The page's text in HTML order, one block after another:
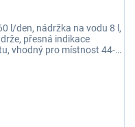
l/den, nádržka na vodu 8 l,
přesná indikace
vhodný pro místnost 44-